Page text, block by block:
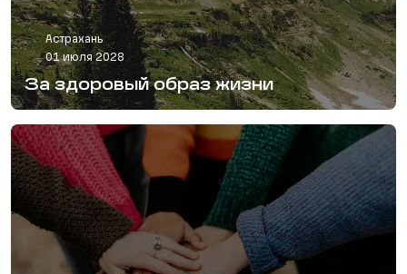
Астрахань
01 июля 2028
За здоровый образ жизни